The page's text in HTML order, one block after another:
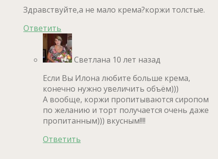
Здравствуйте,а не мало крема?коржи толстые.
Ответить
Светлана 10 лет назад
Если Вы Илона любите больше крема,
конечно нужно увеличить объём)))
А вообще, коржи пропитываются сиропом
по желанию и торт получается очень даже
пропитанным))) вкусным!!!!
Ответить